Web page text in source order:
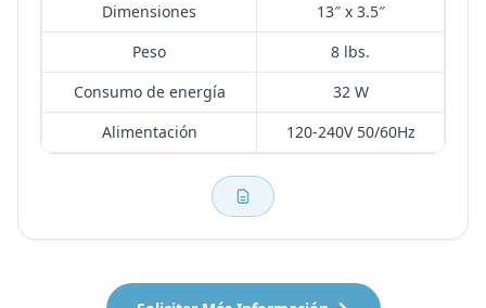
Dimensiones
13″ x 3.5″
Peso
8 lbs.
Consumo de energía
32 W
Alimentación
120-240V 50/60Hz